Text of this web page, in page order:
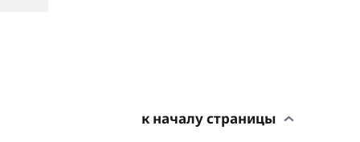
к началу страницы